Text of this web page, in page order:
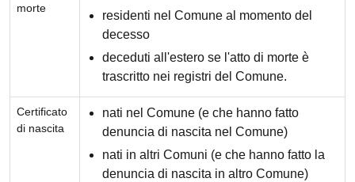
morte
residenti nel Comune al momento del
decesso
deceduti all'estero se l'atto di morte è
trascritto nei registri del Comune.
Certificato
di nascita
nati nel Comune (e che hanno fatto
denuncia di nascita nel Comune)
nati in altri Comuni (e che hanno fatto la
denuncia di nascita in altro Comune)